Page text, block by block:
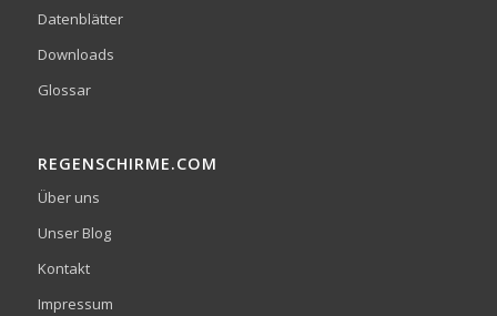
Datenblätter
Downloads
Glossar
REGENSCHIRME.COM
Über uns
Unser Blog
Kontakt
Impressum